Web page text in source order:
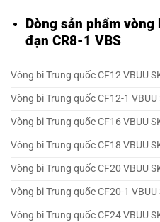
Dòng sản phẩm
đạn CR8-1 VBS
Vòng bi Trung quốc CF12 VBUU
Vòng bi Trung quốc CF12-1 VBUU
Vòng bi Trung quốc CF16 VBUU
Vòng bi Trung quốc CF18 VBUU
Vòng bi Trung quốc CF20 VBUU
Vòng bi Trung quốc CF20-1 VBUU
Vòng bi Trung quốc CF24 VBUU